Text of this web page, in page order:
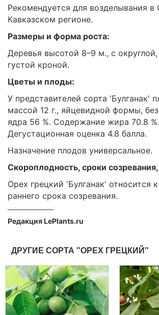
Рекомендуется для возделывания в
Кавказском регионе.
Размеры и форма роста:
Деревья высотой 8–9 м., с округлой,
густой кроной.
Цветы и плоды:
У представителей сорта 'Булганак'
массой 12 г., яйцевидной формы,
ядра 56 %. Содержание жира 70.8 %.
Дегустационная оценка 4.8 балла.
Назначение плодов универсальное.
Скороплодность, сроки
Орех грецкий 'Булганак' относится
раннего срока созревания.
Редакция LePlants.ru
ДРУГИЕ СОРТА "ОРЕХ ГРЕЦКИЙ"